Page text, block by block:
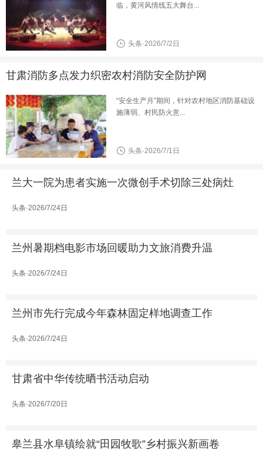
临，黄河风情线五大舞台...
头条·2026/7/2日
甘肃消防多点发力织密农村消防安全防护网
“安全生产月”期间，针对农村地区消防基础设
施薄弱、村民防火意...
头条·2026/7/1日
兰大一院为患者实施一次微创手术切除三处病灶
头条·2026/7/24日
兰州暑期档电影市场回暖助力文旅消费升温
头条·2026/7/24日
兰州市先行完成今年森林固定样地调查工作
头条·2026/7/24日
甘肃省中华传统晒书活动启动
头条·2026/7/20日
皋兰县水阜镇绘就“田园牧歌”乡村振兴新画卷